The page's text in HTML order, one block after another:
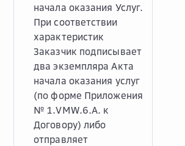
начала оказания Услуг.
При соответствии
характеристик
Заказчик подписывает
два экземпляра Акта
начала оказания услуг
(по форме Приложения
№ 1.VMW.6.А. к
Договору) либо
отправляет